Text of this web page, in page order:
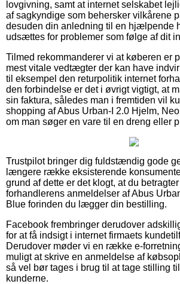
lovgivning, samt at internet selskabet
af sagkyndige som behersker vilkårene
desuden din anledning til en hjælpende
udsættes for problemer som følge af dit
Tilmed rekommanderer vi at køberen er
mest vitale vedtægter der kan have
til eksempel den returpolitik internet
den forbindelse er det i øvrigt vigtigt, at
sin faktura, således man i fremtiden vil
shopping af Abus Urban-I 2.0 Hjelm,
om man søger en vare til en dreng eller
Trustpilot bringer dig fuldstændig gode
længere række eksisterende
grund af dette er det klogt, at du
forhandlerens anmeldelser af Abus
Blue forinden du lægger din bestilling.
Facebook frembringer derudover
for at få indsigt i internet firmaets
Derudover møder vi en række e-
muligt at skrive en anmeldelse af
så vel bør tages i brug til at tage stilling
kunderne.